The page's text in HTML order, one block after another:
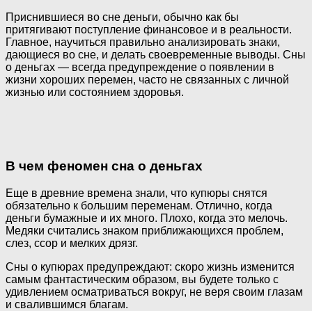
Приснившиеся во сне деньги, обычно как бы
притягивают поступление финансовое и в реальности.
Главное, научиться правильно анализировать знаки,
дающиеся во сне, и делать своевременные выводы. Сны
о деньгах — всегда предупреждение о появлении в
жизни хороших перемен, часто не связанных с личной
жизнью или состоянием здоровья.
В чем феномен сна о деньгах
Еще в древние времена знали, что купюры снятся
обязательно к большим переменам. Отлично, когда
деньги бумажные и их много. Плохо, когда это мелочь.
Медяки считались знаком приближающихся проблем,
слез, ссор и мелких дрязг.
Сны о купюрах предупреждают: скоро жизнь изменится
самым фантастическим образом, вы будете только с
удивлением осматриваться вокруг, не веря своим глазам
и свалившимся благам.